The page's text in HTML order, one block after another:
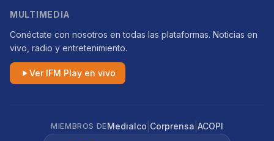
MULTIMEDIA
Conéctate con nosotros en todas las plataformas. Noticias en
vivo, radio y entretenimiento.
Ver IFM Play en vivo
MIEMBROS DEMedialco Corprensa ACOPI